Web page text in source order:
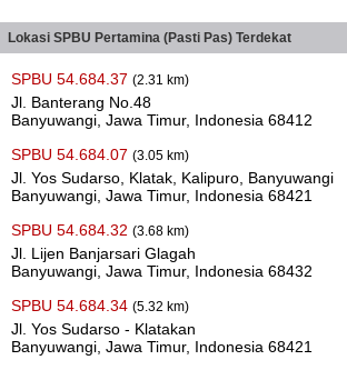
Lokasi SPBU Pertamina (Pasti Pas) Terdekat
SPBU 54.684.37 (2.31 km)
Jl. Banterang No.48
Banyuwangi, Jawa Timur, Indonesia 68412
SPBU 54.684.07 (3.05 km)
Jl. Yos Sudarso, Klatak, Kalipuro, Banyuwangi
Banyuwangi, Jawa Timur, Indonesia 68421
SPBU 54.684.32 (3.68 km)
Jl. Lijen Banjarsari Glagah
Banyuwangi, Jawa Timur, Indonesia 68432
SPBU 54.684.34 (5.32 km)
Jl. Yos Sudarso - Klatakan
Banyuwangi, Jawa Timur, Indonesia 68421